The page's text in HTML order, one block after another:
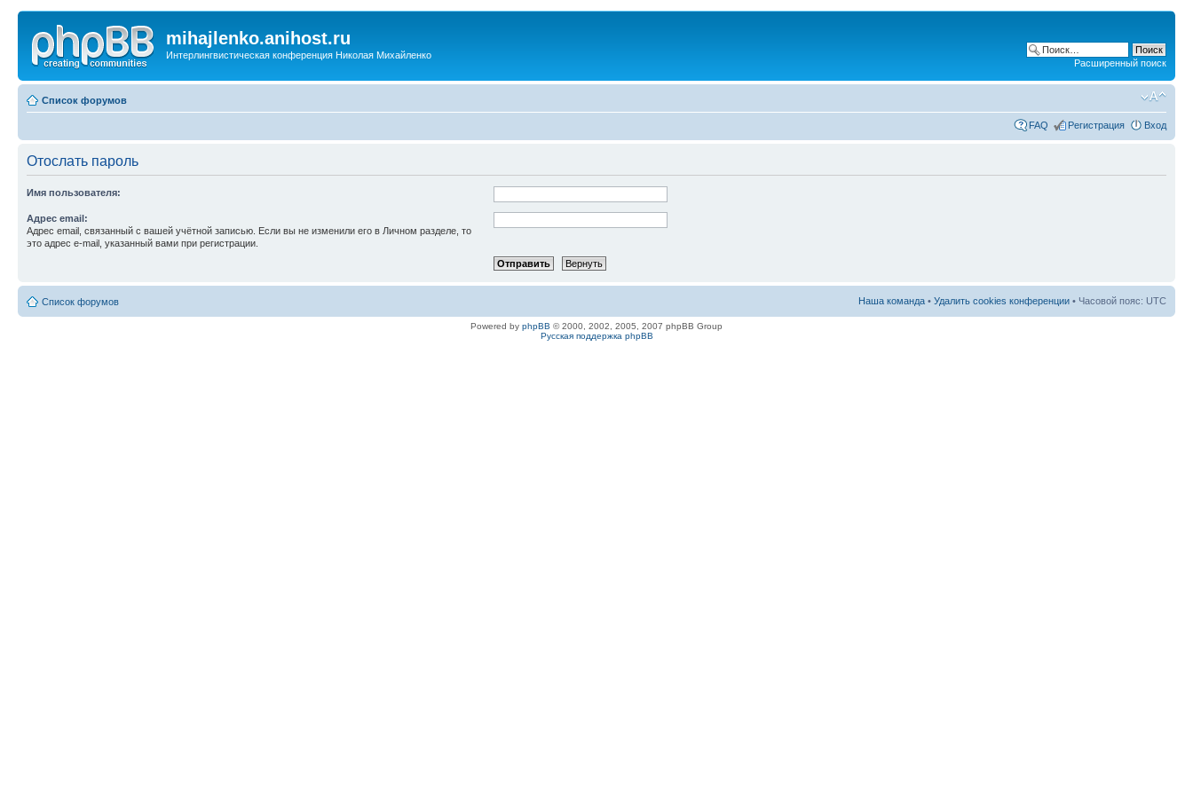
mihajlenko.anihost.ru
Интерлингвистическая конференция Николая Михайленко
Расширенный поиск
Список форумов
FAQ Регистрация Вход
Отослать пароль
Имя пользователя:
Адрес email:
Адрес email, связанный с вашей учётной записью. Если вы не изменили его в Личном разделе, то
это адрес e-mail, указанный вами при регистрации.
Список форумов Наша команда • Удалить cookies конференции • Часовой пояс: UTC
Powered by phpBB © 2000, 2002, 2005, 2007 phpBB Group
Русская поддержка phpBB